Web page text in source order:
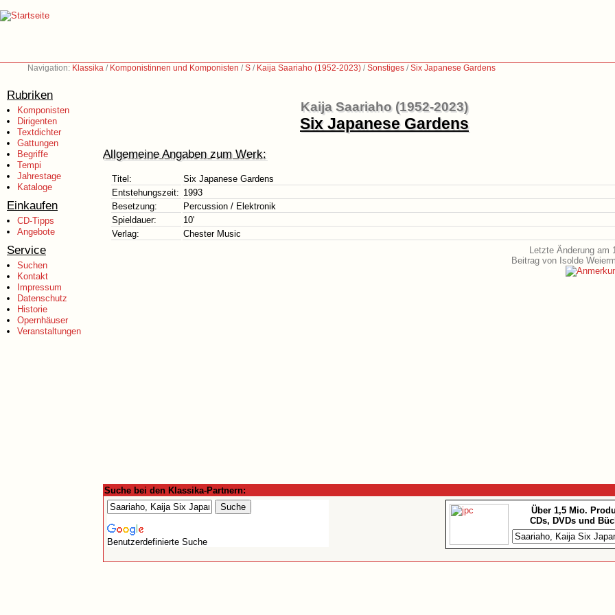
Navigation: Klassika / Komponistinnen und Komponisten /S / Kaija Saariaho (1952-2023) /Sonstiges /Six Japanese Gardens
Rubriken
Komponisten
Dirigenten
Textdichter
Gattungen
Begriffe
Tempi
Jahrestage
Kataloge
Einkaufen
CD-Tipps
Angebote
Service
Suchen
Kontakt
Impressum
Datenschutz
Historie
Opernhäuser
Veranstaltungen
Kaija Saariaho (1952-2023)
Six Japanese Gardens
Allgemeine Angaben zum Werk:
Titel:
Six Japanese Gardens
Entstehungszeit: 1993
Besetzung:
Percussion / Elektronik
Spieldauer:
10'
Verlag:
Chester Music
Letzte Änderung am
Beitrag von Isolde
Suche bei den Klassika-Partnern:
Benutzerdefinierte Suche
Über 1,5 Mio.
CDs, DVDs und